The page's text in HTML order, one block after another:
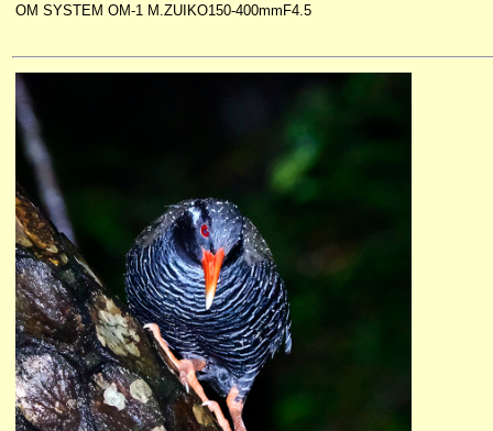
OM SYSTEM OM-1 M.ZUIKO150-400mmF4.5